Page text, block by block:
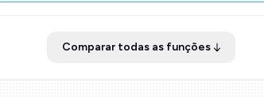
Comparar todas as funções